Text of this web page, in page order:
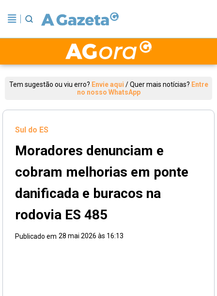
Tem sugestão ou viu erro? Envie aqui /Quer mais notícias? Entre
no nosso WhatsApp
Sul do ES
Moradores denunciam e
cobram melhorias em ponte
danificada e buracos na
rodovia ES 485
Publicado em 28 mai 2026 às 16:13